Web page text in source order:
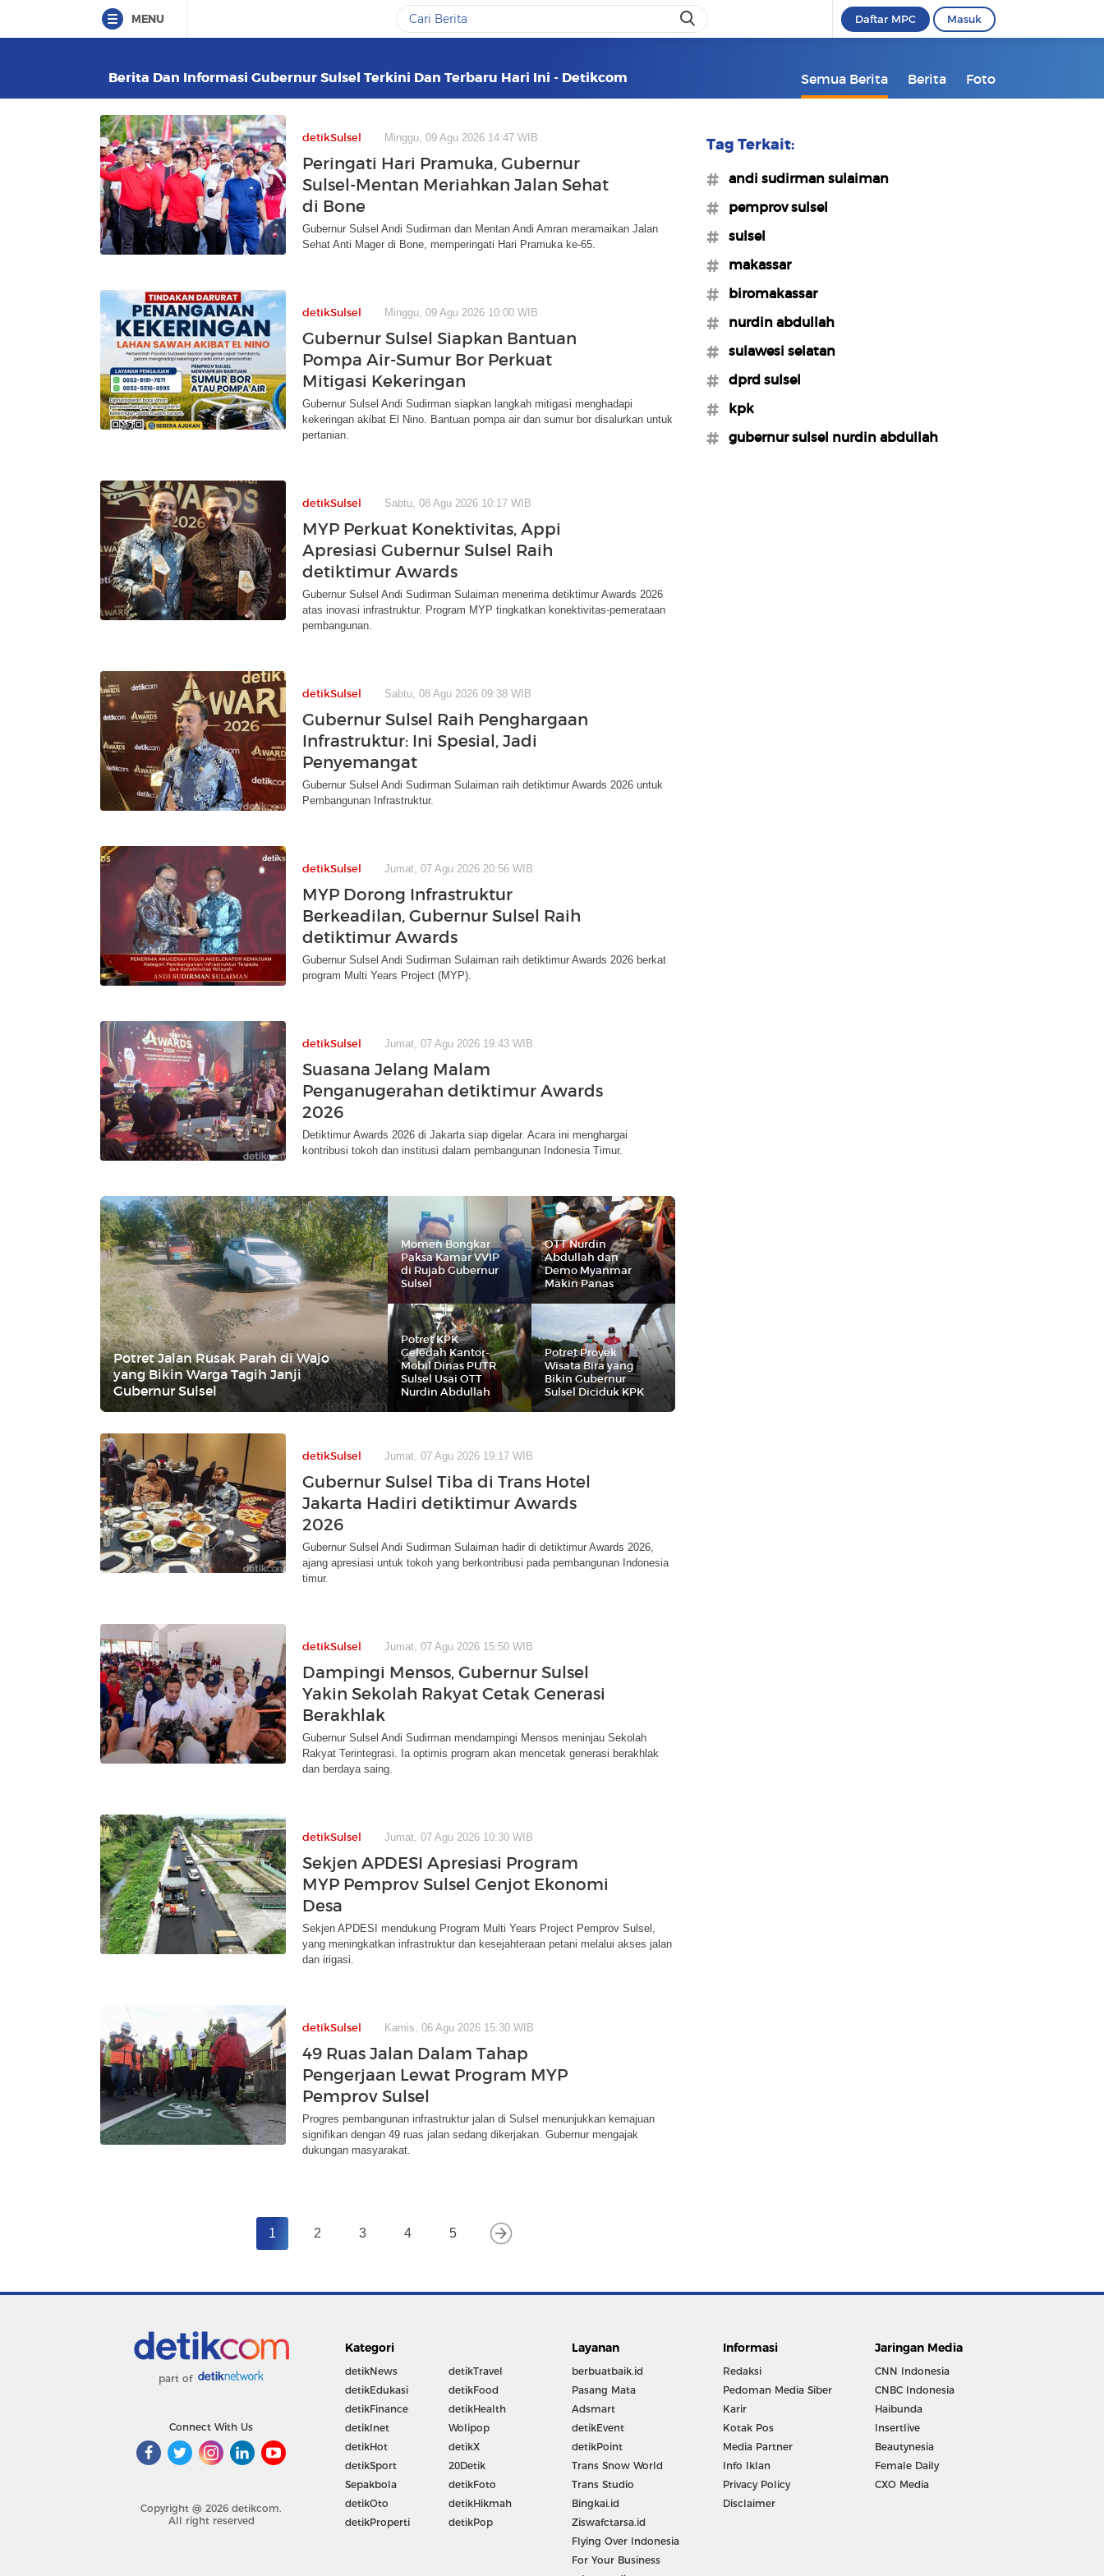
MENU Daftar MPC Masuk
Berita Dan Informasi Gubernur Sulsel Terkini Dan Terbaru Hari Ini - Detikcom Semua Berita Berita Foto
detikSulsel Minggu, 09 Agu 2026 14:47 WIB
Peringati Hari Pramuka, Gubernur
Sulsel-Mentan Meriahkan Jalan Sehat
di Bone
Gubernur Sulsel Andi Sudirman dan Mentan Andi Amran meramaikan Jalan
Sehat Anti Mager di Bone, memperingati Hari Pramuka ke-65.
detikSulsel Minggu, 09 Agu 2026 10:00 WIB
Gubernur Sulsel Siapkan Bantuan
Pompa Air-Sumur Bor Perkuat
Mitigasi Kekeringan
Gubernur Sulsel Andi Sudirman siapkan langkah mitigasi menghadapi
kekeringan akibat El Nino. Bantuan pompa air dan sumur bor disalurkan untuk
pertanian.
detikSulsel Sabtu, 08 Agu 2026 10:17 WIB
MYP Perkuat Konektivitas, Appi
Apresiasi Gubernur Sulsel Raih
detiktimur Awards
Gubernur Sulsel Andi Sudirman Sulaiman menerima detiktimur Awards 2026
atas inovasi infrastruktur. Program MYP tingkatkan konektivitas-pemerataan
pembangunan.
detikSulsel Sabtu, 08 Agu 2026 09:38 WIB
Gubernur Sulsel Raih Penghargaan
Infrastruktur: Ini Spesial, Jadi
Penyemangat
Gubernur Sulsel Andi Sudirman Sulaiman raih detiktimur Awards 2026 untuk
Pembangunan Infrastruktur.
detikSulsel Jumat, 07 Agu 2026 20:56 WIB
MYP Dorong Infrastruktur
Berkeadilan, Gubernur Sulsel Raih
detiktimur Awards
Gubernur Sulsel Andi Sudirman Sulaiman raih detiktimur Awards 2026 berkat
program Multi Years Project (MYP).
detikSulsel Jumat, 07 Agu 2026 19:43 WIB
Suasana Jelang Malam
Penganugerahan detiktimur Awards
2026
Detiktimur Awards 2026 di Jakarta siap digelar. Acara ini menghargai
kontribusi tokoh dan institusi dalam pembangunan Indonesia Timur.
Potret Jalan Rusak Parah di Wajo
yang Bikin Warga Tagih Janji
Gubernur Sulsel
Momen Bongkar
Paksa Kamar VVIP
di Rujab Gubernur
Sulsel
OTT Nurdin
Abdullah dan
Demo Myanmar
Makin Panas
Potret KPK
Geledah Kantor-
Mobil Dinas PUTR
Sulsel Usai OTT
Nurdin Abdullah
Potret Proyek
Wisata Bira yang
Bikin Gubernur
Sulsel Diciduk KPK
detikSulsel Jumat, 07 Agu 2026 19:17 WIB
Gubernur Sulsel Tiba di Trans Hotel
Jakarta Hadiri detiktimur Awards
2026
Gubernur Sulsel Andi Sudirman Sulaiman hadir di detiktimur Awards 2026,
ajang apresiasi untuk tokoh yang berkontribusi pada pembangunan Indonesia
timur.
detikSulsel Jumat, 07 Agu 2026 15:50 WIB
Dampingi Mensos, Gubernur Sulsel
Yakin Sekolah Rakyat Cetak Generasi
Berakhlak
Gubernur Sulsel Andi Sudirman mendampingi Mensos meninjau Sekolah
Rakyat Terintegrasi. Ia optimis program akan mencetak generasi berakhlak
dan berdaya saing.
detikSulsel Jumat, 07 Agu 2026 10:30 WIB
Sekjen APDESI Apresiasi Program
MYP Pemprov Sulsel Genjot Ekonomi
Desa
Sekjen APDESI mendukung Program Multi Years Project Pemprov Sulsel,
yang meningkatkan infrastruktur dan kesejahteraan petani melalui akses jalan
dan irigasi.
detikSulsel Kamis, 06 Agu 2026 15:30 WIB
49 Ruas Jalan Dalam Tahap
Pengerjaan Lewat Program MYP
Pemprov Sulsel
Progres pembangunan infrastruktur jalan di Sulsel menunjukkan kemajuan
signifikan dengan 49 ruas jalan sedang dikerjakan. Gubernur mengajak
dukungan masyarakat.
1 2 3 4 5
Tag Terkait:
#andi sudirman sulaiman
#pemprov sulsel
#sulsel
#makassar
#biromakassar
#nurdin abdullah
#sulawesi selatan
#dprd sulsel
#kpk
#gubernur sulsel nurdin abdullah
part of
Connect With Us
Copyright @ 2026 detikcom.
All right reserved
Kategori
detikNews
detikEdukasi
detikFinance
detikInet
detikHot
detikSport
Sepakbola
detikOto
detikProperti
detikTravel
detikFood
detikHealth
Wolipop
detikX
20Detik
detikFoto
detikHikmah
detikPop
Layanan
berbuatbaik.id
Pasang Mata
Adsmart
detikEvent
detikPoint
Trans Snow World
Trans Studio
Bingkai.id
Ziswafctarsa.id
Flying Over Indonesia
For Your Business
Informasi
Redaksi
Pedoman Media Siber
Karir
Kotak Pos
Media Partner
Info Iklan
Privacy Policy
Disclaimer
Jaringan Media
CNN Indonesia
CNBC Indonesia
Haibunda
Insertlive
Beautynesia
Female Daily
CXO Media